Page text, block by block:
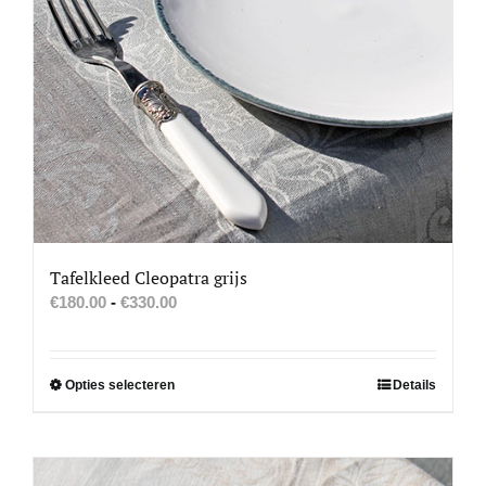
Tafelkleed Cleopatra grijs
€180.00 - €330.00Prijsklasse:
Opties selecterenDit
meerdere
variaties.
Details